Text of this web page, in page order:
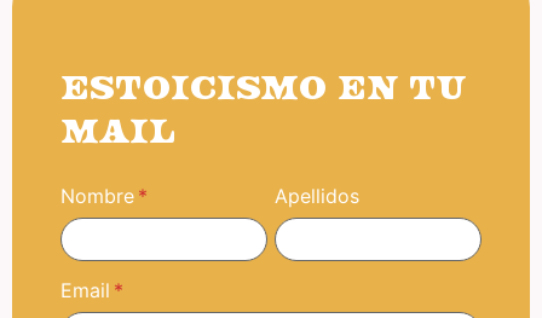
ESTOICISMO EN TU
MAIL
Nombre Apellidos
Email